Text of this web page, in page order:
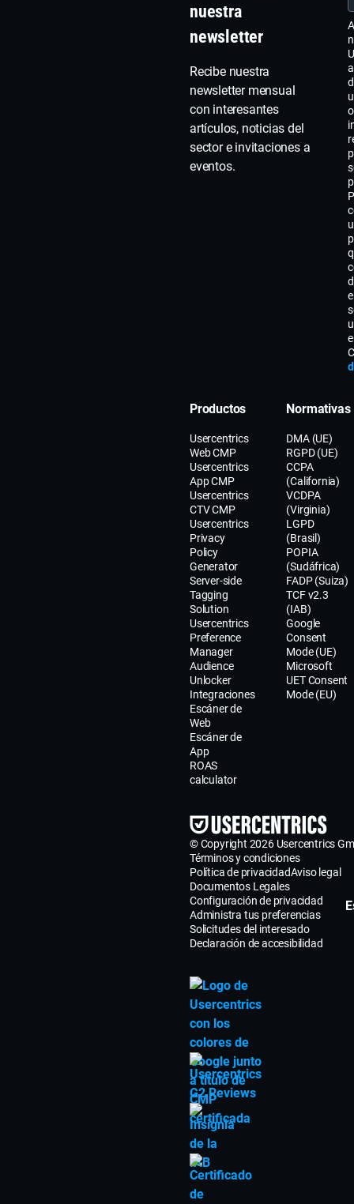
nuestra
newsletter
Recibe nuestra
newsletter mensual
con interesantes
artículos, noticias del
sector e invitaciones a
eventos.
Productos
Usercentrics
Web CMP
Usercentrics
App CMP
Usercentrics
CTV CMP
Usercentrics
Privacy
Policy
Generator
Server-side
Tagging
Solution
Usercentrics
Preference
Manager
Audience
Unlocker
Integraciones
Escáner de
Web
Escáner de
App
ROAS
calculator
Normativas
DMA (UE)
RGPD (UE)
CCPA
(California)
VCDPA
(Virginia)
LGPD
(Brasil)
POPIA
(Sudáfrica)
FADP (Suiza)
TCF v2.3
(IAB)
Google
Consent
Mode (UE)
Microsoft
UET Consent
Mode (EU)
© Copyright 2026 Usercentrics
Términos y condiciones
Política de privacidadAviso legal
Documentos Legales
Configuración de privacidad
Administra tus preferencias
Solicitudes del interesado
Declaración de accesibilidad